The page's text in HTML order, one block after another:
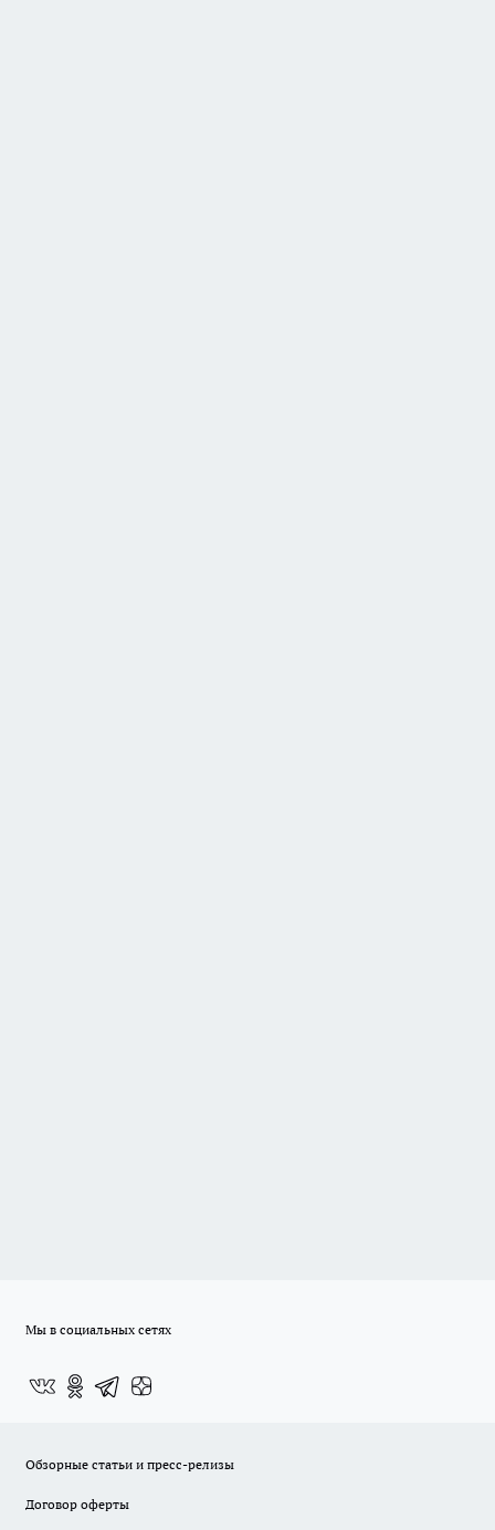
Мы в социальных сетях
Обзорные статьи и пресс-релизы
Договор оферты